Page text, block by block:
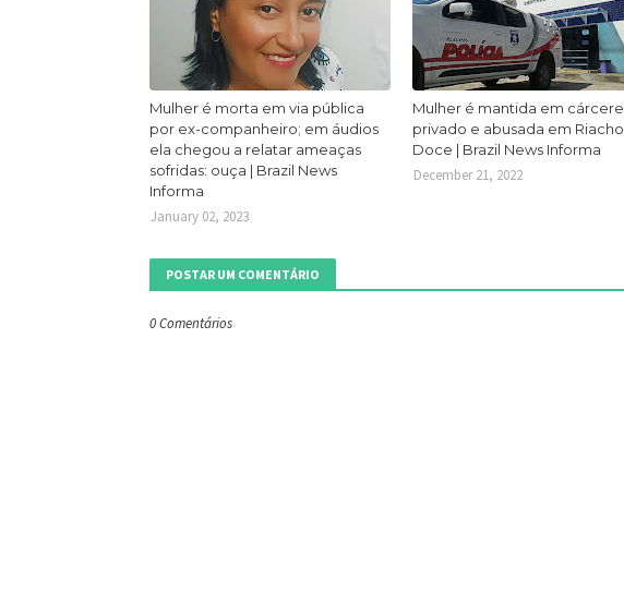
Mulher é morta em via pública
por ex-companheiro; em áudios
ela chegou a relatar ameaças
sofridas: ouça | Brazil News
Informa
January 02, 2023
Mulher é mantida em cárcere
privado e abusada em Riacho
Doce | Brazil News Informa
December 21, 2022
POSTAR UM COMENTÁRIO
0 Comentários